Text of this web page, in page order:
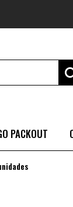
PACKOUT